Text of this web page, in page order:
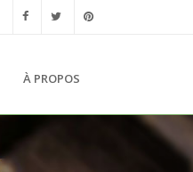
À PROPOS